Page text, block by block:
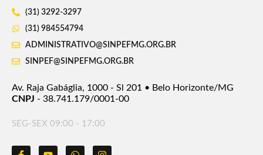
(31) 3292-3297
(31) 984554794
ADMINISTRATIVO@SINPEFMG.ORG.BR
SINPEF@SINPEFMG.ORG.BR
Av. Raja Gabáglia, 1000 - Sl 201 • Belo Horizonte/MG
CNPJ - 38.741.179/0001-00
SEG-SEX 09:00 - 17:00